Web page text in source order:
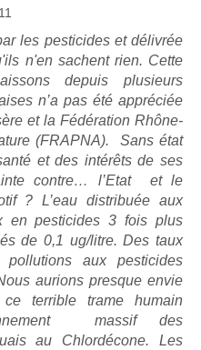
les pesticides et délivrée
n'en sachent rien. Cette
depuis plusieurs
n’a pas été appréciée
et la Fédération Rhône-
(FRAPNA). Sans état
et des intérêts de ses
contre… l’Etat et le
? L’eau distribuée aux
en pesticides 3 fois plus
de 0,1 ug/litre. Des taux
aux pesticides
aurions presque envie
terrible trame humain
massif des
au Chlordécone. Les